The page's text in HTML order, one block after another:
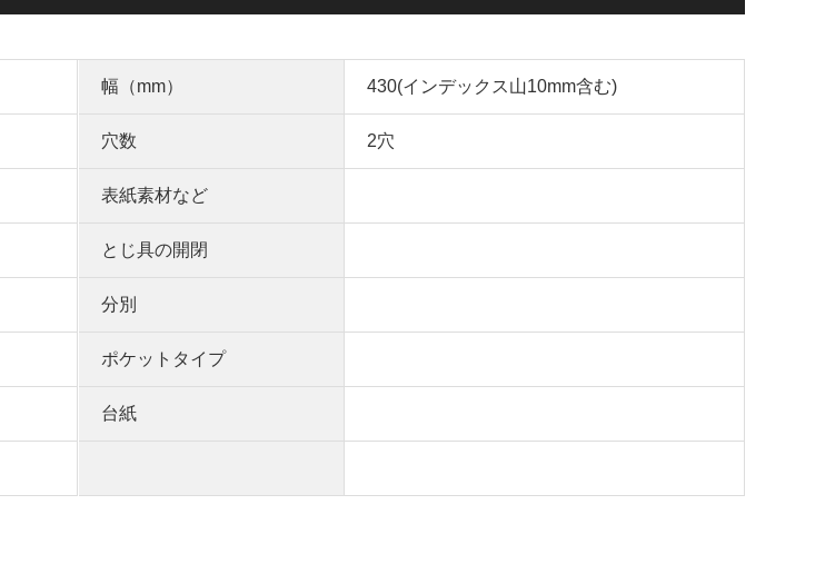
幅（mm） 430(インデックス山10mm含む)
穴数 2穴
表紙素材など
とじ具の開閉
分別
ポケットタイプ
台紙